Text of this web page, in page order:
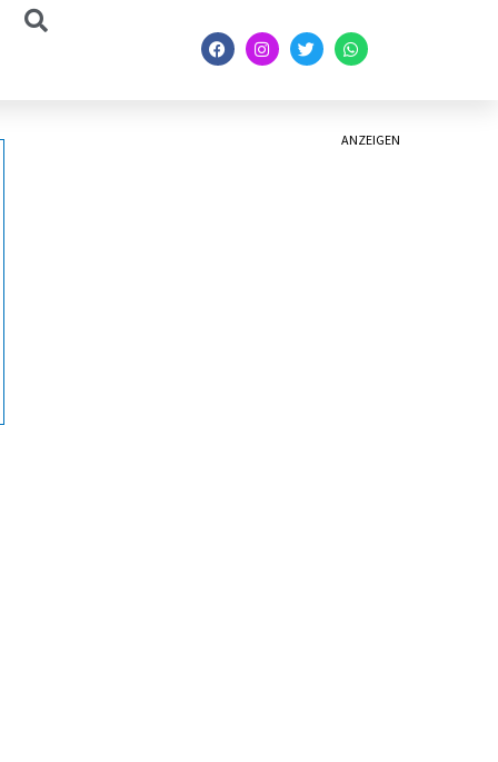
ANZEIGEN